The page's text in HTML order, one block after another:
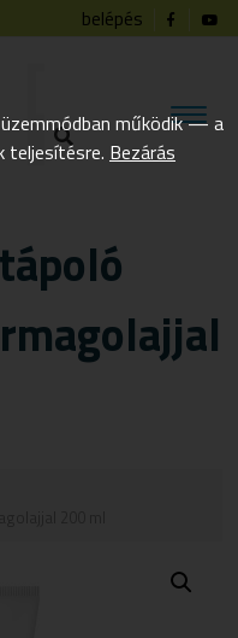
belépés
működik — a
teljesítésre. Bezárás